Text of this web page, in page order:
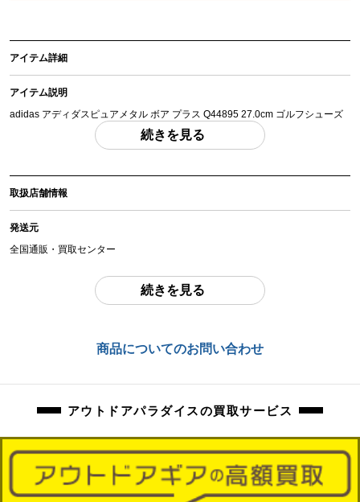
アイテム詳細
アイテム説明
adidas アディダスピュアメタル ボア プラス Q44895 27.0cm ゴルフシューズ
「付属品」・・・ 写真のものがすべてになります。
(撮影、運搬備品は除く)
アイテム状態
中古：D（強い使用感あり/目立つキズ、ヨゴレ、サビなど）
商品管理コード
続きを見る
取扱店舗情報
発送元
全国通販・買取センター
東京都江戸川区中葛西6-10-15 2F
続きを見る
商品についてのお問い合わせ
アウトドアパラダイスの買取サービス